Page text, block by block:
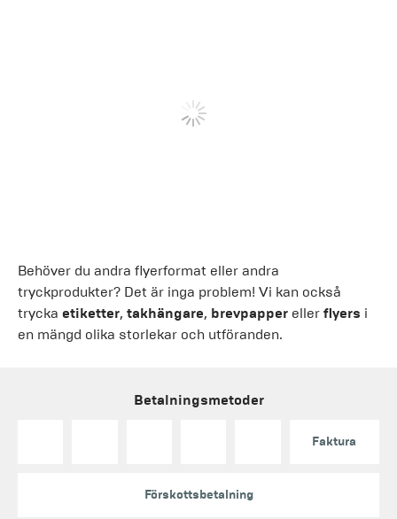
Behöver du andra flyerformat eller andra
tryckprodukter? Det är inga problem! Vi kan också
trycka etiketter, takhängare, brevpapper eller flyers i
en mängd olika storlekar och utföranden.
Betalningsmetoder
Faktura
Förskottsbetalning